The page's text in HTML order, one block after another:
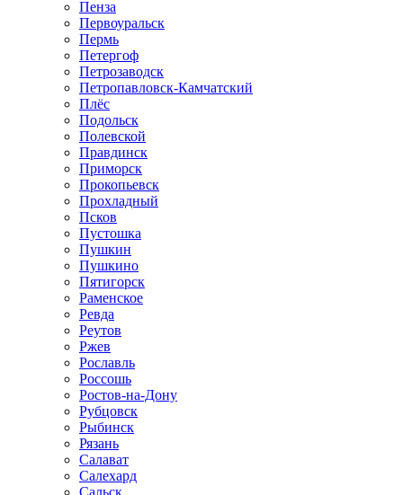
Пенза
Первоуральск
Пермь
Петергоф
Петрозаводск
Петропавловск-Камчатский
Плёс
Подольск
Полевской
Правдинск
Приморск
Прокопьевск
Прохладный
Псков
Пустошка
Пушкин
Пушкино
Пятигорск
Раменское
Ревда
Реутов
Ржев
Рославль
Россошь
Ростов-на-Дону
Рубцовск
Рыбинск
Рязань
Салават
Салехард
Сальск